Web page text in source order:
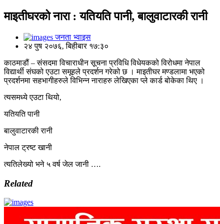
माइतीघरको नारा : यतियति पानी, बालुवाटारकी रानी
जनता भ्वाइस
२४ पुष २०७६, बिहीबार १७:३०
काठमाडौं – संसदमा विचाराधीन सूचना प्रविधि विधेयकको विरोधमा नेपाल
विद्यार्थी संघको एउटा समूहले प्रदर्शन गरेको छ । माइतीघर मण्डलामा भएको
प्रदर्शनमा सहभागीहरुले विभिन्न नाराहरु लेखिएका प्ले कार्ड बोकेका थिए ।
त्यसमध्ये एउटा थियो,
यतियति पानी
बालुवाटारकी रानी
नेपाल ट्रष्ट खानी
त्यतिलेख्यो भने ५ वर्ष जेल जानी ….
Related